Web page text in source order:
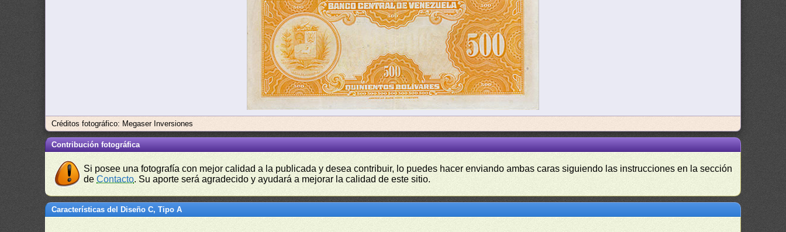
Créditos fotográfico: Megaser Inversiones
Contribución fotográfica
Si posee una fotografía con mejor calidad a la publicada y desea contribuir, lo puedes hacer enviando ambas caras siguiendo las instrucciones en la sección
deContacto. Su aporte será agradecido y ayudará a mejorar la calidad de este sitio.
Características del Diseño C, Tipo A